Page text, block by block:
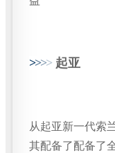
>>>> 起亚
从起亚新一代索
其配备了配备了